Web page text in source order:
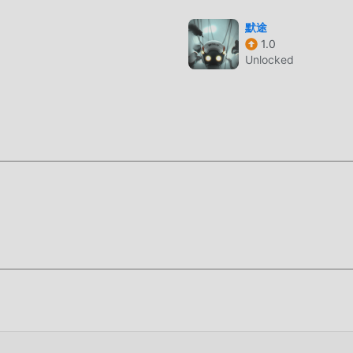
على حذف هذه العملية ، مما يساعدك على التركيز على الاستمتاع بمتعة
默途
1.0
Unlocked